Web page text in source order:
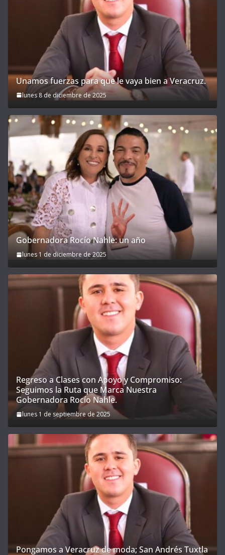
Unamos fuerzas para que le vaya bien a Veracruz.
lunes 8 de diciembre de 2025
Gobernadora Rocío Nahle: un año
lunes 1 de diciembre de 2025
Regreso a Clases con Apoyo y Compromiso:
Seguimos la Ruta que Marca Nuestra
Gobernadora Rocío Nahle.
lunes 1 de septiembre de 2025
Pongamos a Veracruz de moda; San Andrés Tuxtla